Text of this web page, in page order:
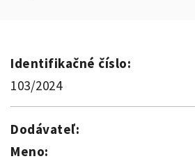
Identifikačné číslo:
103/2024
Dodávateľ:
Meno: